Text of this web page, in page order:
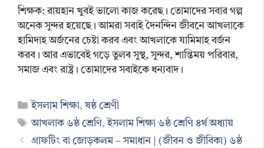
শিক্ষক: রায়হান খুবই ভালো কাজ করেছ। তোমাদের সবার গল্প
অনেক সুন্দর হয়েছে। আমরা সবাই দৈনন্দিন জীবনে আখলাকে
হামিদাহ অর্জনের চেষ্টা করব এবং আখলাকে যামিমাহ বর্জন
করব। আর এভাবেই গড়ে তুলৰ সুস্থ, সুন্দর, শান্তিময় পরিবার,
সমাজ এবং রাষ্ট্র। তোমাদের সবাইকে ধন্যবাদ।
Categories
ইসলাম শিক্ষা,ষষ্ঠ শ্রেণী
Tags
আখলাক ৬ষ্ঠ শ্রেণি,ইসলাম শিক্ষা ৬ষ্ঠ শ্রেণি ৪র্থ অধ্যায়
গ্রাফটিং বা জোড়কলম – সমাধান | (জীবন ও জীবিকা) ৬ষ্ঠ